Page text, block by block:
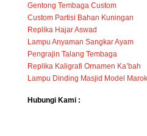
Gentong Tembaga Custom
Custom Partisi Bahan Kuningan
Replika Hajar Aswad
Lampu Anyaman Sangkar Ayam
Pengrajin Talang Tembaga
Replika Kaligrafi Ornamen Ka’bah
Lampu Dinding Masjid Model
Hubungi Kami :